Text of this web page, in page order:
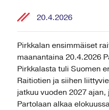
20.4.2026
Pirkkalan ensimmäiset
maanantaina 20.4.2026
Pirkkalasta tuli Suomen
Raitiotien ja siihen
jatkuu vuoden 2027
Partolaan alkaa